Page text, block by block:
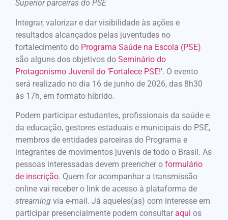
Superior parceiras do PSE
Integrar, valorizar e dar visibilidade às ações e
resultados alcançados pelas juventudes no
fortalecimento do Programa Saúde na Escola (PSE)
são alguns dos objetivos do Seminário do
Protagonismo Juvenil do ‘Fortalece PSE!’. O evento
será realizado no dia 16 de junho de 2026, das 8h30
às 17h, em formato híbrido.
Podem participar estudantes, profissionais da saúde e
da educação, gestores estaduais e municipais do PSE,
membros de entidades parceiras do Programa e
integrantes de movimentos juvenis de todo o Brasil. As
pessoas interessadas devem preencher o formulário
de inscrição. Quem for acompanhar a transmissão
online vai receber o link de acesso à plataforma de
streaming via e-mail. Já aqueles(as) com interesse em
participar presencialmente podem consultar aqui os